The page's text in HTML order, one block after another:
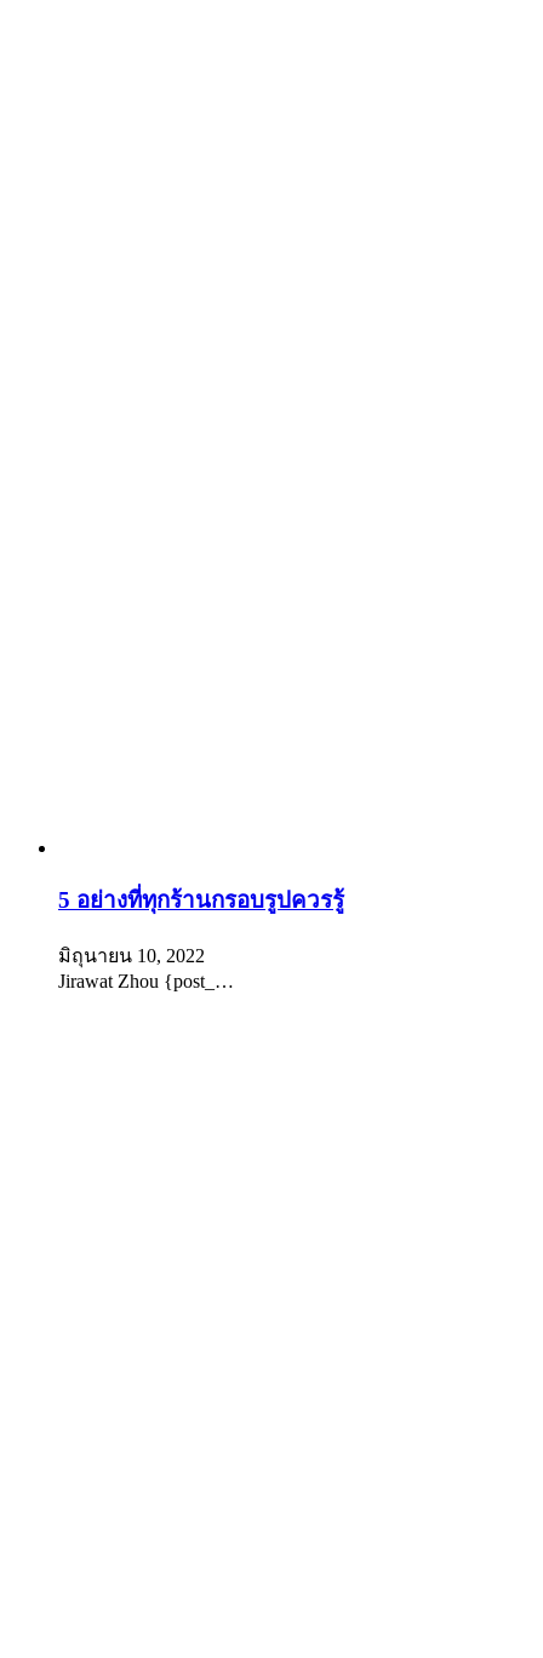
5 อย่างที่ทุกร้านกรอบรูปควรรู้
มิถุนายน 10, 2022
Jirawat Zhou {post_…